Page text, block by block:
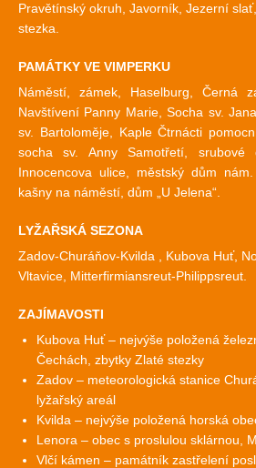
Pravětínský okruh, Javorník, Jezerní
stezka.
PAMÁTKY VE VIMPERKU
Náměstí, zámek, Haselburg, Černá
Navštívení Panny Marie, Socha sv.
sv. Bartoloměje, Kaple Čtrnácti
socha sv. Anny Samotřetí,
Innocencova ulice, městský dům
kašny na náměstí, dům „U Jelena“.
LYŽAŘSKÁ SEZONA
Zadov-Churáňov-Kvilda , Kubova Huť,
Vltavice, Mitterfirmiansreut-Philippsreut.
ZAJÍMAVOSTI
Kubova Huť – nejvýše položená
Čechách, zbytky Zlaté stezky
Zadov – meteorologická stanice
lyžařský areál
Kvilda – nejvýše položená horská
Lenora – obec s proslulou sklárnou,
Vlčí kámen – památník zastřelení